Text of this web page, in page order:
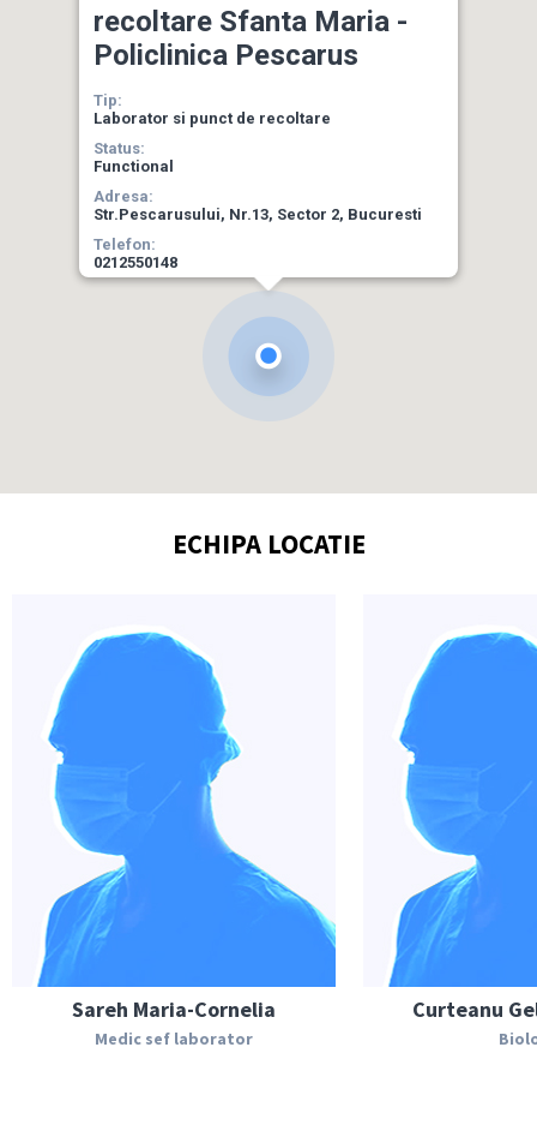
recoltare Sfanta Maria -
Policlinica Pescarus
Tip:
Laborator si punct de recoltare
Status:
Functional
Adresa:
Str.Pescarusului, Nr.13, Sector 2, Bucuresti
Telefon:
0212550148
Program de recoltare:
7:30 – 15:00 de luni pana vineri
ECHIPA LOCATIE
Sareh Maria-Cornelia
Medic sef laborator
Curteanu